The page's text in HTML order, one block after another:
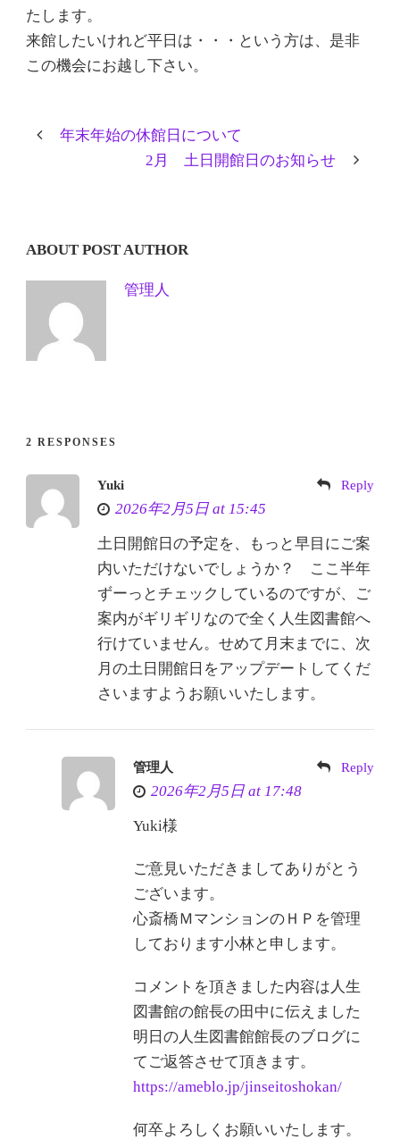
たします。
来館したいけれど平日は・・・という方は、是非
この機会にお越し下さい。
年末年始の休館日について
2月 土日開館日のお知らせ
ABOUT POST AUTHOR
管理人
2 RESPONSES
Yuki
2026年2月5日 at 15:45
Reply
土日開館日の予定を、もっと早目にご案
内いただけないでしょうか？ ここ半年
ずーっとチェックしているのですが、ご
案内がギリギリなので全く人生図書館へ
行けていません。せめて月末までに、次
月の土日開館日をアップデートしてくだ
さいますようお願いいたします。
管理人
2026年2月5日 at 17:48
Reply
Yuki様
ご意見いただきましてありがとう
ございます。
心斎橋ＭマンションのＨＰを管理
しております小林と申します。
コメントを頂きました内容は人生
図書館の館長の田中に伝えました
明日の人生図書館館長のブログに
てご返答させて頂きます。
https://ameblo.jp/jinseitoshokan/
何卒よろしくお願いいたします。